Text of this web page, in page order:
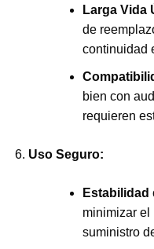
Larga Vida
de
continuidad
bien con
requieren
Uso Seguro:
Estabilidad
minimizar el
suministro